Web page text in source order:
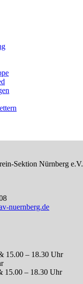
Sektion Nürnberg e.V.
nuernberg.de
15.00 – 18.30 Uhr
15.00 – 18.30 Uhr